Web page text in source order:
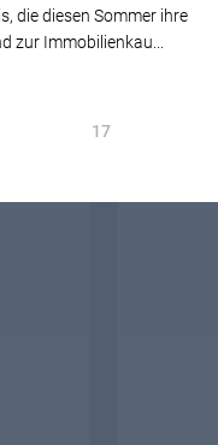
die diesen Sommer ihre
zur Immobilienkau...
17